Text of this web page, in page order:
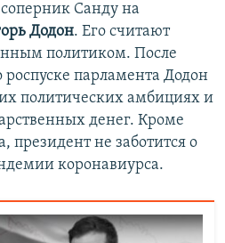
Санду на
Додон. Его считают
политиком. После
парламента Додон
политических амбициях и
денег. Кроме
президент не заботится о
коронавиурса.